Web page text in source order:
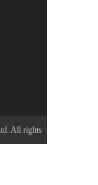
All rights